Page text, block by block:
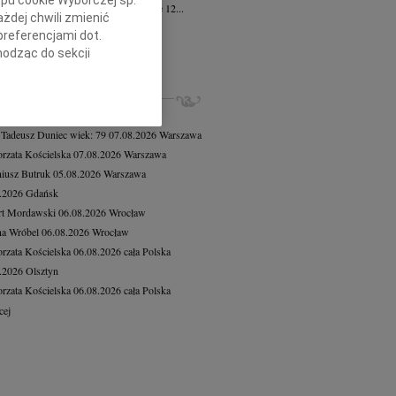
w smutku rodzina zawiadamia, że 12...
Kalinowska
16.07.2026
żalem zawiadamiamy, że po...
Duniecwiek: 7907.08.2026Warszawa
Kościelska07.08.2026Warszawa
Butruk 05.08.2026Warszawa
Gdańsk
Mordawski 06.08.2026Wrocław
Wróbel 06.08.2026Wrocław
Kościelska06.08.2026cała Polska
Olsztyn
Kościelska06.08.2026cała Polska
chwili zmienić
dot.
do sekcji
przeglądarki.
identyfikacji.
pomiar reklam i